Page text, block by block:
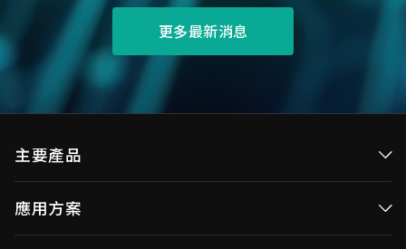
更多最新消息
主要產品
應用方案